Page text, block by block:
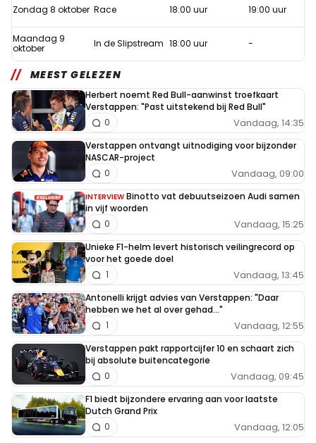
Zondag 8 oktober Race 18:00 uur 19:00 uur
Maandag 9
oktober
In de Slipstream 18:00 uur -
MEEST GELEZEN
Herbert noemt Red Bull-aanwinst troefkaart
Verstappen: "Past uitstekend bij Red Bull"
Vandaag, 14:35
0
Verstappen ontvangt uitnodiging voor bijzonder
NASCAR-project
Vandaag, 09:00
0
INTERVIEW Binotto vat debuutseizoen Audi samen
in vijf woorden
Vandaag, 15:25
0
Unieke F1-helm levert historisch veilingrecord op
voor het goede doel
Vandaag, 13:45
1
Antonelli krijgt advies van Verstappen: "Daar
hebben we het al over gehad..."
Vandaag, 12:55
1
Verstappen pakt rapportcijfer 10 en schaart zich
bij absolute buitencategorie
Vandaag, 09:45
0
F1 biedt bijzondere ervaring aan voor laatste
Dutch Grand Prix
Vandaag, 12:05
0